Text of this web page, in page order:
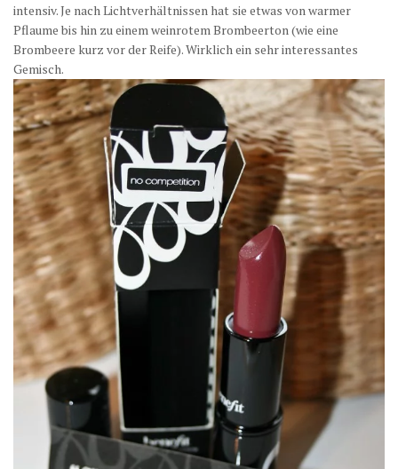
intensiv. Je nach Lichtverhältnissen hat sie etwas von warmer
Pflaume bis hin zu einem weinrotem Brombeerton (wie eine
Brombeere kurz vor der Reife). Wirklich ein sehr interessantes
Gemisch.